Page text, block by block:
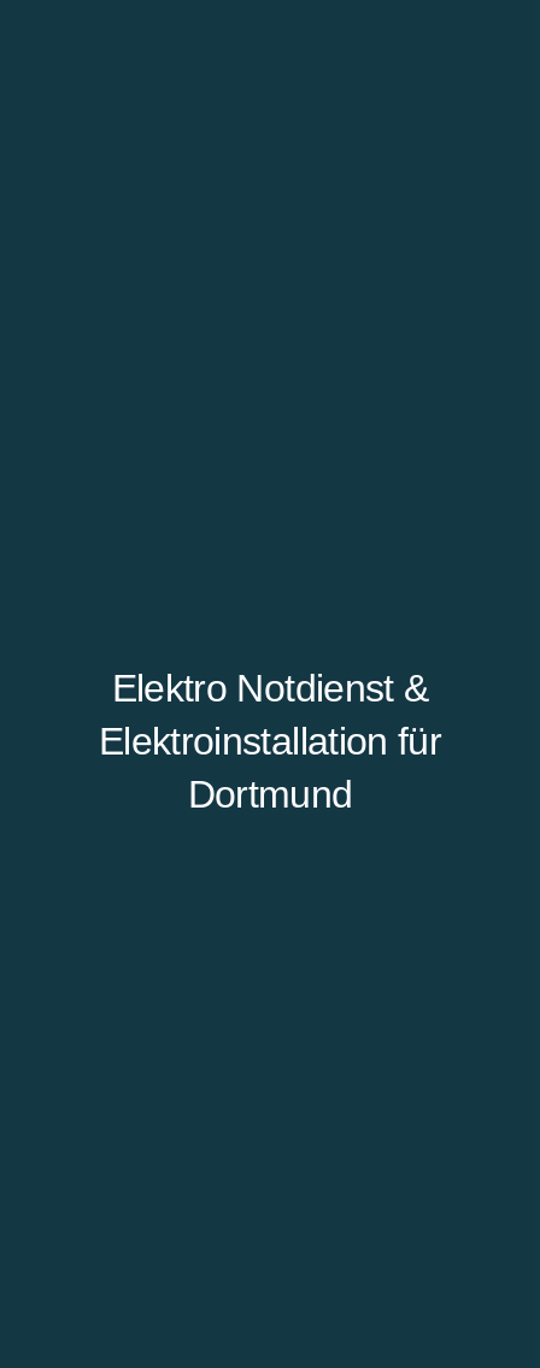
Elektro Notdienst &
Elektroinstallation für
Dortmund